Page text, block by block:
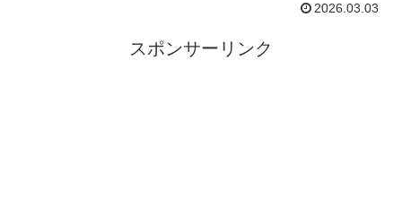
2026.03.03
スポンサーリンク